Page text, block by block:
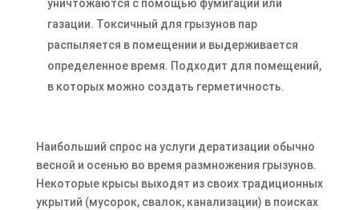
уничтожаются с помощью фумигации или
газации. Токсичный для грызунов пар
распыляется в помещении и выдерживается
определенное время. Подходит для помещений,
в которых можно создать герметичность.
Наибольший спрос на услуги дератизации обычно
весной и осенью во время размножения грызунов.
Некоторые крысы выходят из своих традиционных
укрытий (мусорок, свалок, канализации) в поисках